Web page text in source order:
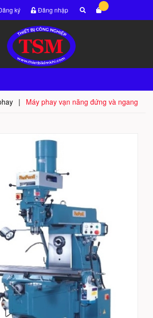
ký Đăng nhập
| Máy phay vạn năng đứng và ngang